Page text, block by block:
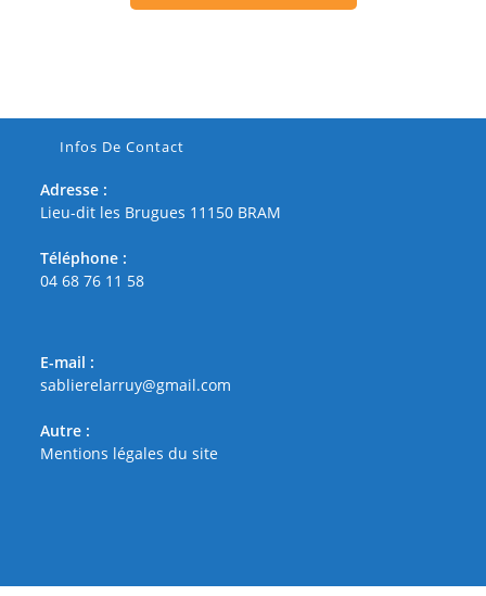
Infos De Contact
Adresse :
Lieu-dit les Brugues 11150 BRAM
Téléphone :
04 68 76 11 58
E-mail :
sablierelarruy@gmail.com
Autre :
Mentions légales du site